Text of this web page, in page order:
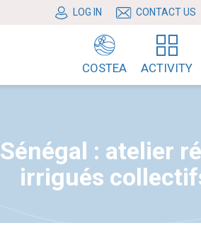
LOG IN CONTACT US
COSTEA ACTIVITY
Sénégal : atelier
irrigués